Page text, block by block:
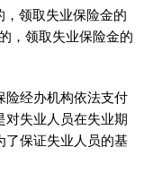
，领取失业保险金的
，领取失业保险金的
险经办机构依法支付
对失业人员在失业期
了保证失业人员的基